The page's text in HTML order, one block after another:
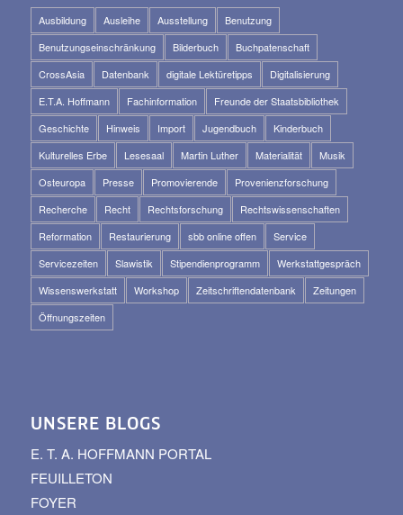
Ausbildung Ausleihe Ausstellung
Benutzung
Benutzungseinschränkung
Bilderbuch
Buchpatenschaft
CrossAsia
Datenbank digitale Lektüretipps
Digitalisierung
E.T.A. Hoffmann
Fachinformation
Freunde der Staatsbibliothek
Geschichte
Hinweis Import Jugendbuch
Kinderbuch
Kulturelles Erbe
Lesesaal Martin Luther Materialität
Musik
Osteuropa
Presse Promovierende
Provenienzforschung
Recherche
Recht Rechtsforschung
Rechtswissenschaften
Reformation
Restaurierung sbb online offen
Service
Servicezeiten
Slawistik Stipendienprogramm
Werkstattgespräch
Wissenswerkstatt
Workshop Zeitschriftendatenbank
Zeitungen
Öffnungszeiten
UNSERE BLOGS
E. T. A. HOFFMANN PORTAL
FEUILLETON
FOYER